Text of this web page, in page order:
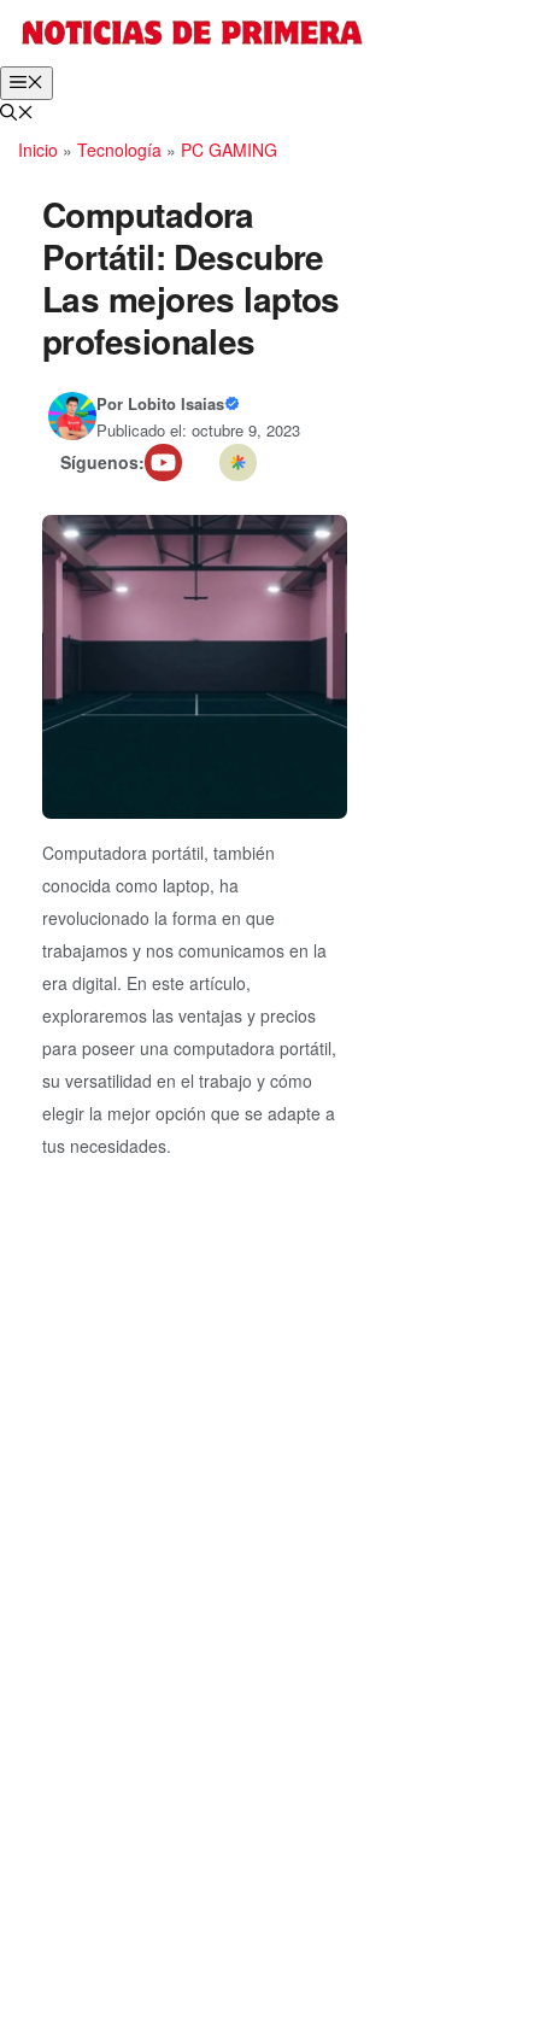
contenido
Inicio » Tecnología » PC GAMING
Computadora
Portátil: Descubre
Las mejores laptos
profesionales
Por Lobito Isaias
Publicado el: octubre 9, 2023
Síguenos:
Computadora portátil, también
conocida como laptop, ha
revolucionado la forma en que
trabajamos y nos comunicamos en la
era digital. En este artículo,
exploraremos las ventajas y precios
para poseer una computadora portátil,
su versatilidad en el trabajo y cómo
elegir la mejor opción que se adapte a
tus necesidades.